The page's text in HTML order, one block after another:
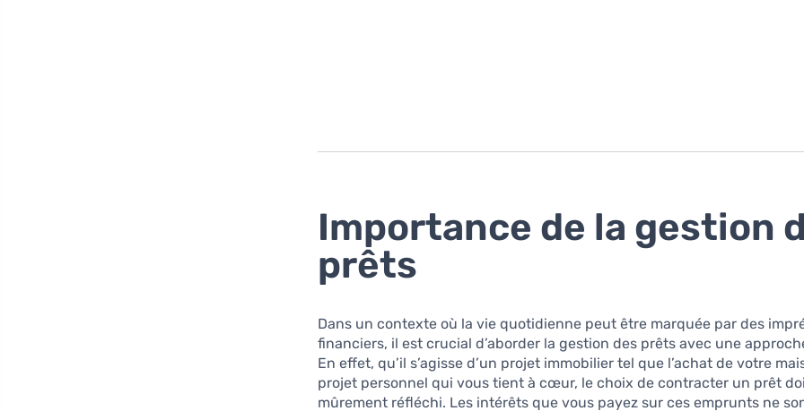
Importance de la gestion
prêts
Dans un contexte où la vie quotidienne peut être marquée par des
financiers, il est crucial d’aborder la gestion des prêts avec une
En effet, qu’il s’agisse d’un projet immobilier tel que l’achat de votre
projet personnel qui vous tient à cœur, le choix de contracter un prêt
mûrement réfléchi. Les intérêts que vous payez sur ces emprunts ne